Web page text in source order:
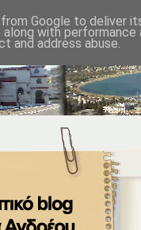
Google to deliver
along with
and address abuse.